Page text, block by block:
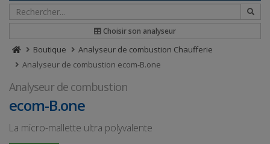
Choisir son analyseur
Boutique
Analyseur de combustion Chaufferie
Analyseur de combustion ecom-B.one
Analyseur de combustion
ecom-B.one
La micro-mallette ultra polyvalente